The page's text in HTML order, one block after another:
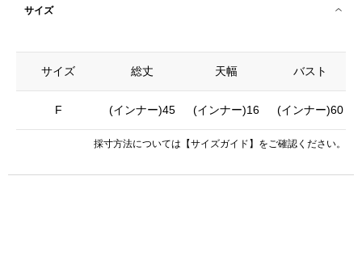
サイズ
サイズ
F
総丈 天幅 バスト
(インナー)45 (インナー)16 (インナー)60
採寸方法については 【サイズガイド】 をご確認ください。